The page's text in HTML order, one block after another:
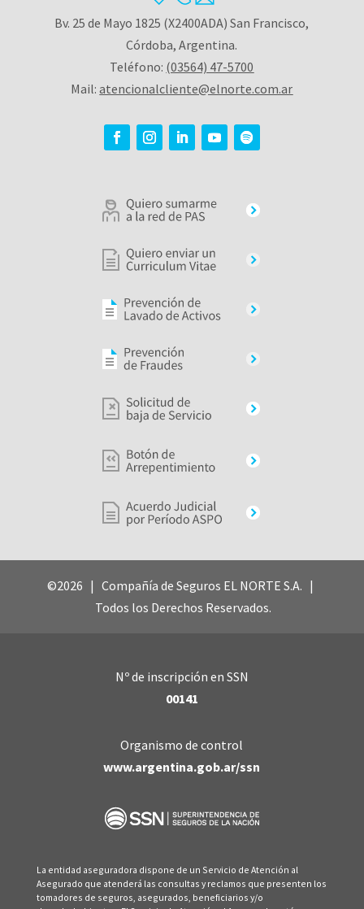
Bv. 25 de Mayo 1825 (X2400ADA) San Francisco,
Córdoba, Argentina.
Teléfono: (03564) 47-5700
Mail:atencionalcliente@elnorte.com.ar
©2026 | Compañía de Seguros EL NORTE S.A. |
Todos los Derechos Reservados.
Nº de inscripción en SSN
00141
Organismo de control
www.argentina.gob.ar/ssn
La entidad aseguradora dispone de un Servicio de Atención al
Asegurado que atenderá las consultas y reclamos que presenten los
tomadores de seguros, asegurados, beneficiarios y/o